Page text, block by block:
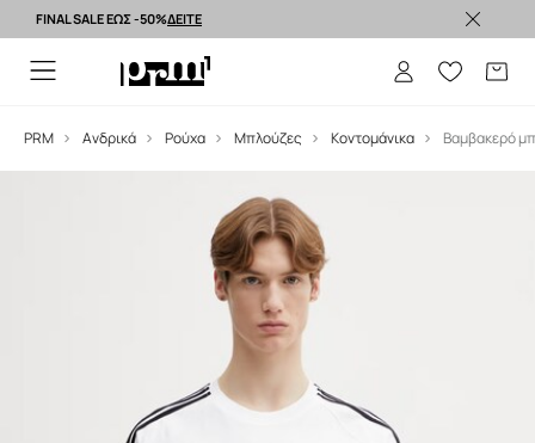
FINAL SALE ΕΩΣ -50%ΔΕΙΤΕ
PRM Ανδρικά Ρούχα Μπλούζες Κοντομάνικα